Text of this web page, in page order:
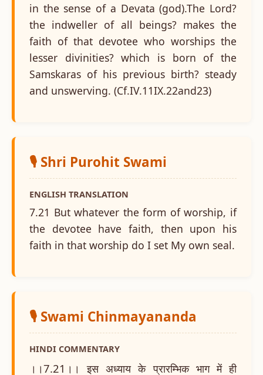
in the sense of a Devata (god).The Lord?
the indweller of all beings? makes the
faith of that devotee who worships the
lesser divinities? which is born of the
Samskaras of his previous birth? steady
and unswerving. (Cf.IV.11IX.22and23)
🎙️ Shri Purohit Swami
ENGLISH TRANSLATION
7.21 But whatever the form of worship, if
the devotee have faith, then upon his
faith in that worship do I set My own seal.
🎙️ Swami Chinmayananda
HINDI COMMENTARY
।।7.21।। इस अध्याय के प्रारम्भिक भाग में ही